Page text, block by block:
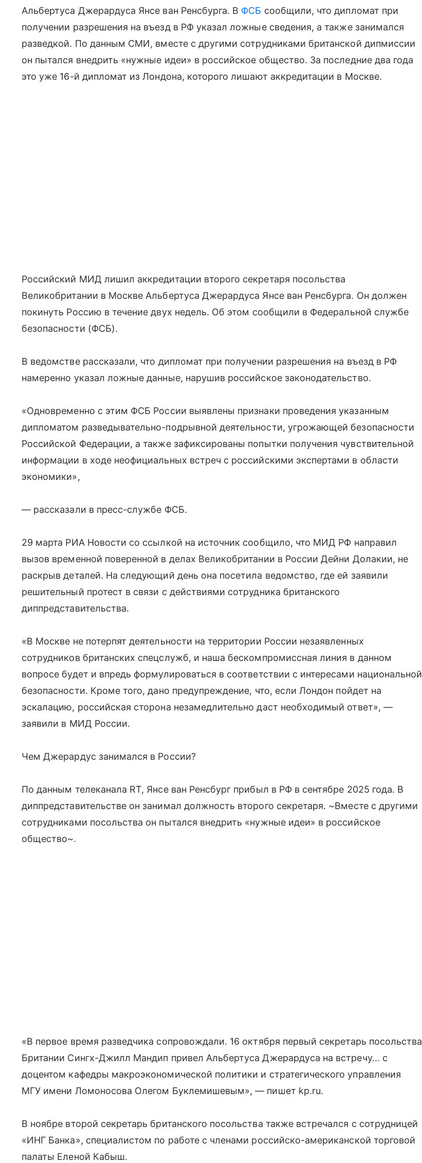
Альбертуса Джерардуса Янсе ван Ренсбурга. В ФСБ сообщили, что дипломат при
получении разрешения на въезд в РФ указал ложные сведения, а также занимался
разведкой. По данным СМИ, вместе с другими сотрудниками британской дипмиссии
он пытался внедрить «нужные идеи» в российское общество. За последние два года
это уже 16-й дипломат из Лондона, которого лишают аккредитации в Москве.
Российский МИД лишил аккредитации второго секретаря посольства
Великобритании в Москве Альбертуса Джерардуса Янсе ван Ренсбурга. Он должен
покинуть Россию в течение двух недель. Об этом сообщили в Федеральной службе
безопасности (ФСБ).
В ведомстве рассказали, что дипломат при получении разрешения на въезд в РФ
намеренно указал ложные данные, нарушив российское законодательство.
«Одновременно с этим ФСБ России выявлены признаки проведения указанным
дипломатом разведывательно-подрывной деятельности, угрожающей безопасности
Российской Федерации, а также зафиксированы попытки получения чувствительной
информации в ходе неофициальных встреч с российскими экспертами в области
экономики»,
— рассказали в пресс-службе ФСБ.
29 марта РИА Новости со ссылкой на источник сообщило, что МИД РФ направил
вызов временной поверенной в делах Великобритании в России Дейни Долакии, не
раскрыв деталей. На следующий день она посетила ведомство, где ей заявили
решительный протест в связи с действиями сотрудника британского
диппредставительства.
«В Москве не потерпят деятельности на территории России незаявленных
сотрудников британских спецслужб, и наша бескомпромиссная линия в данном
вопросе будет и впредь формулироваться в соответствии с интересами национальной
безопасности. Кроме того, дано предупреждение, что, если Лондон пойдет на
эскалацию, российская сторона незамедлительно даст необходимый ответ», —
заявили в МИД России.
Чем Джерардус занимался в России?
По данным телеканала RT, Янсе ван Ренсбург прибыл в РФ в сентябре 2025 года. В
диппредставительстве он занимал должность второго секретаря. ~Вместе с другими
сотрудниками посольства он пытался внедрить «нужные идеи» в российское
общество~.
«В первое время разведчика сопровождали. 16 октября первый секретарь посольства
Британии Сингх-Джилл Мандип привел Альбертуса Джерардуса на встречу... с
доцентом кафедры макроэкономической политики и стратегического управления
МГУ имени Ломоносова Олегом Буклемишевым», — пишет kp.ru.
В ноябре второй секретарь британского посольства также встречался с сотрудницей
«ИНГ Банка», специалистом по работе с членами российско-американской торговой
палаты Еленой Кабыш.